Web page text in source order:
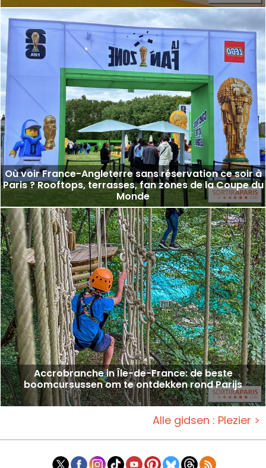
Où voir France-Angleterre sans réservation ce soir à
Paris ? Rooftops, terrasses, fan zones de la Coupe du
Monde
Accrobranche in Île-de-France: de beste
boomcursussen om te ontdekken rond Parijs
Alle gidsen : Plezier >